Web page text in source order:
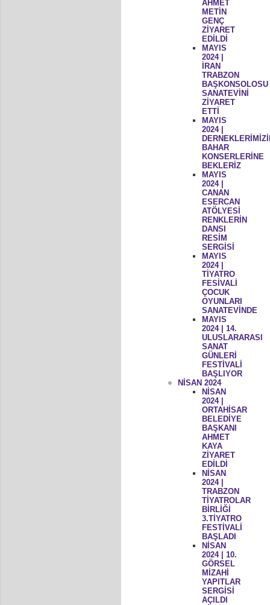
AHMET
METİN
GENÇ
ZİYARET
EDİLDİ
MAYIS
2024 |
İRAN
TRABZON
BAŞKONSOLOSU
SANATEVİNİ
ZİYARET
ETTİ
MAYIS
2024 |
BAHAR
KONSERLERİNE
BEKLERİZ
MAYIS
2024 |
CANAN
ESERCAN
ATÖLYESİ
RENKLERİN
DANSI
RESİM
SERGİSİ
MAYIS
2024 |
TİYATRO
FESİVALİ
ÇOCUK
OYUNLARI
SANATEVİNDE
MAYIS
2024 | 14.
ULUSLARARASI
SANAT
GÜNLERİ
FESTİVALİ
BAŞLIYOR
NİSAN 2024
NİSAN
2024 |
ORTAHİSAR
BELEDİYE
BAŞKANI
AHMET
KAYA
ZİYARET
EDİLDİ
NİSAN
2024 |
TRABZON
TİYATROLAR
BİRLİĞİ
3.TİYATRO
FESTİVALİ
BAŞLADI
NİSAN
2024 | 10.
GÖRSEL
MİZAHİ
YAPITLAR
SERGİSİ
AÇILDI